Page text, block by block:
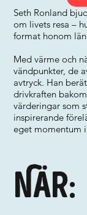
Seth Ronland
om livets resa –
format honom
Med värme och
vändpunkter, de
avtryck. Han
drivkraften
värderingar som
inspirerande
eget momentum
När: